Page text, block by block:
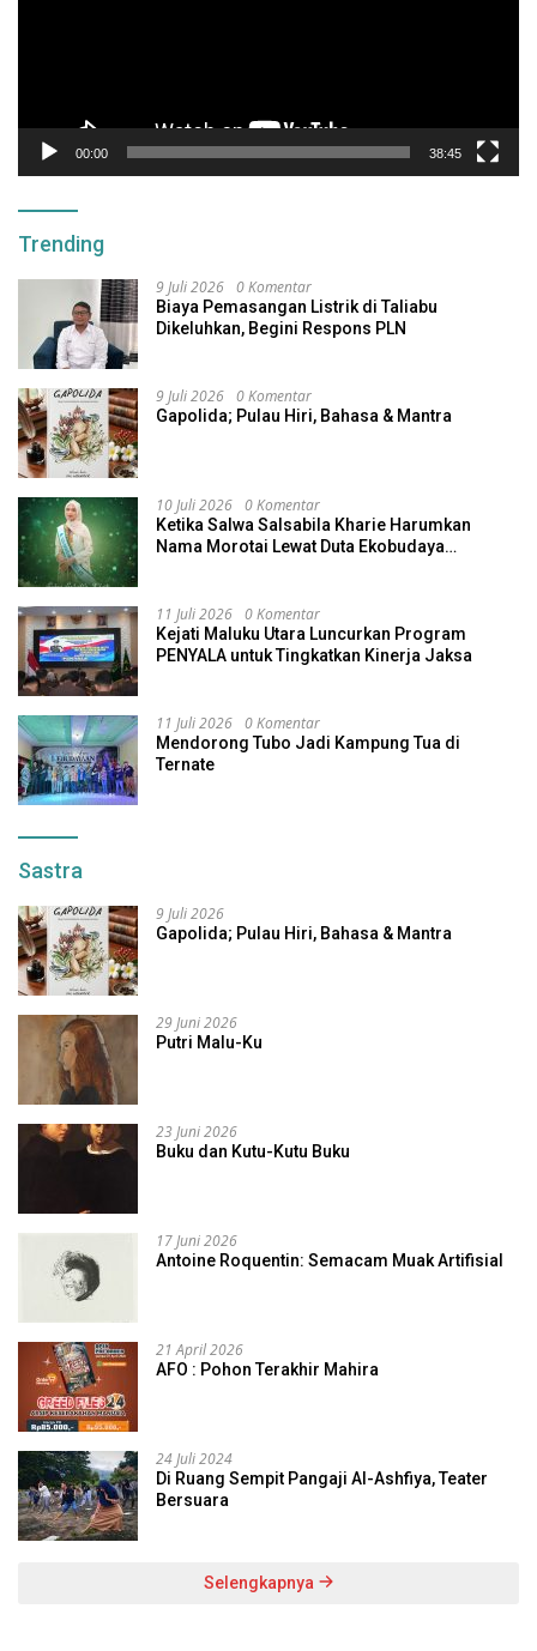
00:00 38:45
Trending
9 Juli 2026 0 Komentar
Biaya Pemasangan Listrik di Taliabu
Dikeluhkan, Begini Respons PLN
9 Juli 2026 0 Komentar
Gapolida; Pulau Hiri, Bahasa & Mantra
10 Juli 2026 0 Komentar
Ketika Salwa Salsabila Kharie Harumkan
Nama Morotai Lewat Duta Ekobudaya
11 Juli 2026 0 Komentar
Kejati Maluku Utara Luncurkan Program
PENYALA untuk Tingkatkan Kinerja Jaksa
11 Juli 2026 0 Komentar
Mendorong Tubo Jadi Kampung Tua di
Ternate
Sastra
9 Juli 2026
Gapolida; Pulau Hiri, Bahasa & Mantra
29 Juni 2026
Putri Malu-Ku
23 Juni 2026
Buku dan Kutu-Kutu Buku
17 Juni 2026
Antoine Roquentin: Semacam Muak Artifisial
21 April 2026
AFO : Pohon Terakhir Mahira
24 Juli 2024
Di Ruang Sempit Pangaji Al-Ashfiya, Teater
Bersuara
Selengkapnya